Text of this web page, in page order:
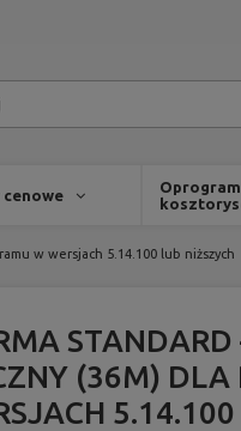
cenowe
w wersjach 5.14.100 lub niższych
(36M) DLA